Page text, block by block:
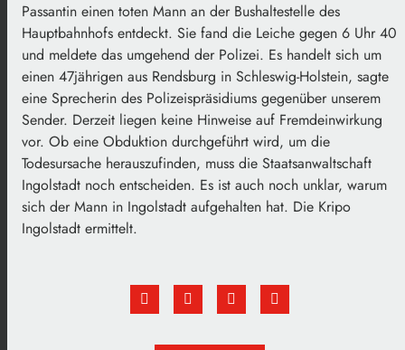
Passantin einen toten Mann an der Bushaltestelle des
Hauptbahnhofs entdeckt. Sie fand die Leiche gegen 6 Uhr 40
und meldete das umgehend der Polizei. Es handelt sich um
einen 47jährigen aus Rendsburg in Schleswig-Holstein, sagte
eine Sprecherin des Polizeispräsidiums gegenüber unserem
Sender. Derzeit liegen keine Hinweise auf Fremdeinwirkung
vor. Ob eine Obduktion durchgeführt wird, um die
Todesursache herauszufinden, muss die Staatsanwaltschaft
Ingolstadt noch entscheiden. Es ist auch noch unklar, warum
sich der Mann in Ingolstadt aufgehalten hat. Die Kripo
Ingolstadt ermittelt.